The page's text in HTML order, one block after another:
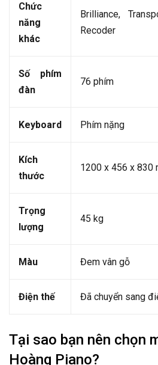
Chức
năng
khác
Brilliance,
Recoder
Số phím
đàn
76 phím
Keyboard Phím nặng
Kích
thước
1200 x 456 x 830
Trọng
lượng
45 kg
Màu Đem vân gỗ
Điện thế Đã chuyển sang
Tại sao bạn nên chọn
Hoàng Piano?